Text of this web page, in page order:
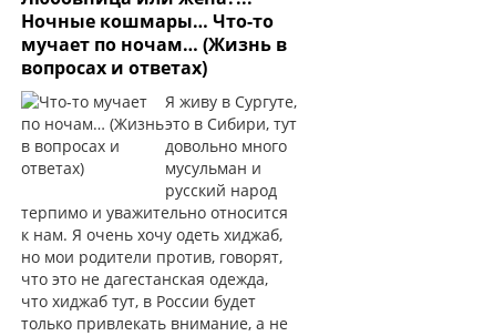
Ночные кошмары… Что-то
мучает по ночам… (Жизнь в
вопросах и ответах)
Я живу в Сургуте,
это в Сибири, тут
довольно много
мусульман и
русский народ
терпимо и уважительно относится
к нам. Я очень хочу одеть хиджаб,
но мои родители против, говорят,
что это не дагестанская одежда,
что хиджаб тут, в России будет
только привлекать внимание, а не